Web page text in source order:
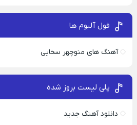
فول آلبوم ها
آهنگ های منوچهر سخایی
پلی لیست بروز شده
دانلود آهنگ جدید